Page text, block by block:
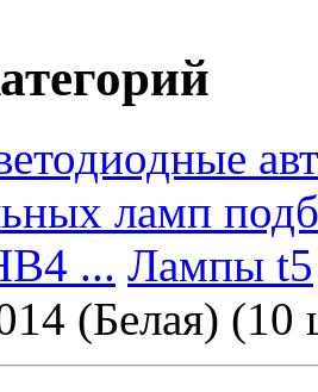
ламп
... Лампы t5
(Белая) (10